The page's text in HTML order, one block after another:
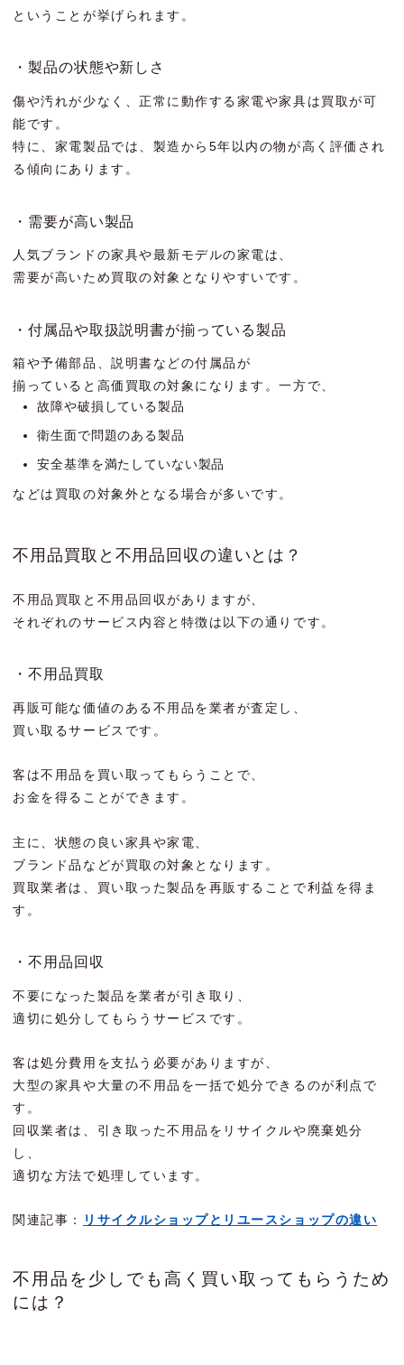
ということが挙げられます。
・製品の状態や新しさ
傷や汚れが少なく、正常に動作する家電や家具は買取が可
能です。
特に、家電製品では、製造から5年以内の物が高く評価され
る傾向にあります。
・需要が高い製品
人気ブランドの家具や最新モデルの家電は、
需要が高いため買取の対象となりやすいです。
・付属品や取扱説明書が揃っている製品
箱や予備部品、説明書などの付属品が
揃っていると高価買取の対象になります。一方で、
故障や破損している製品
衛生面で問題のある製品
安全基準を満たしていない製品
などは買取の対象外となる場合が多いです。
不用品買取と不用品回収の違いとは？
不用品買取と不用品回収がありますが、
それぞれのサービス内容と特徴は以下の通りです。
・不用品買取
再販可能な価値のある不用品を業者が査定し、
買い取るサービスです。
客は不用品を買い取ってもらうことで、
お金を得ることができます。
主に、状態の良い家具や家電、
ブランド品などが買取の対象となります。
買取業者は、買い取った製品を再販することで利益を得ま
す。
・不用品回収
不要になった製品を業者が引き取り、
適切に処分してもらうサービスです。
客は処分費用を支払う必要がありますが、
大型の家具や大量の不用品を一括で処分できるのが利点で
す。
回収業者は、引き取った不用品をリサイクルや廃棄処分
し、
適切な方法で処理しています。
関連記事： リサイクルショップとリユースショップの違い
不用品を少しでも高く買い取ってもらうため
には？